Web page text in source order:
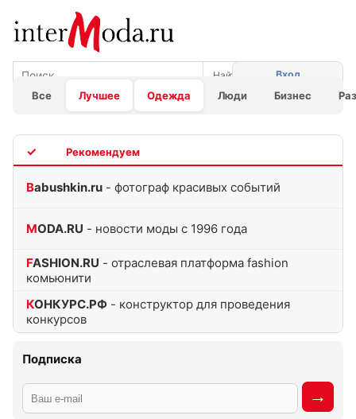
Все Лучшее Одежда Люди Бизнес
Вход
Babushkin.ru - фотограф красивых событий
MODA.RU - новости моды с 1996 года
FASHION.RU - отраслевая платформа fashion
комьюнити
КОНКУРС.РФ - конструктор для проведения
конкурсов
Подписка